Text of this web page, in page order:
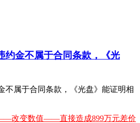
约金不属于合同条款，《光
不属于合同条款，《光盘》能证明相
改变数值——直接造成899万元差价